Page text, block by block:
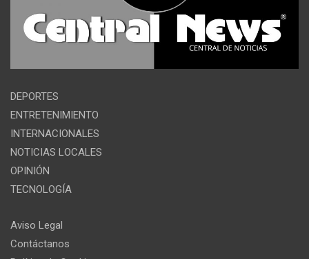
DEPORTES
ENTRETENIMIENTO
INTERNACIONALES
NOTICIAS LOCALES
OPINIÓN
TECNOLOGÍA
Aviso Legal
Contáctanos